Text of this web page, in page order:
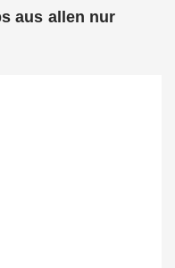
aus allen nur